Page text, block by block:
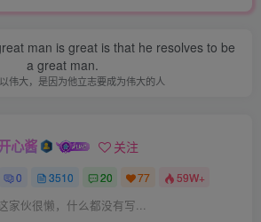
man is great is that he resolves to be
a great man.
伟大，是因为他立志要成为伟大的人
心酱 关注
0 3510 20 77 59W+
家伙很懒，什么都没有写...